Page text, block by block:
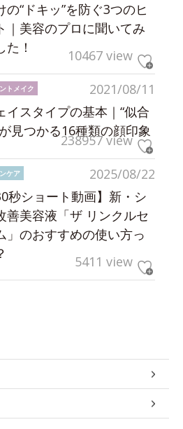
の“ドキッ”を防ぐ3つのヒ
｜美容のプロに聞いてみ
た！
10467 view
2021/08/11
トメイク
イスタイプの基本｜“似合
見つかる16種類の顔印象
238957 view
2025/08/22
ケア
秒ショート動画】新・シ
善美容液「ザ リンクルセ
」のおすすめの使い方っ
5411 view